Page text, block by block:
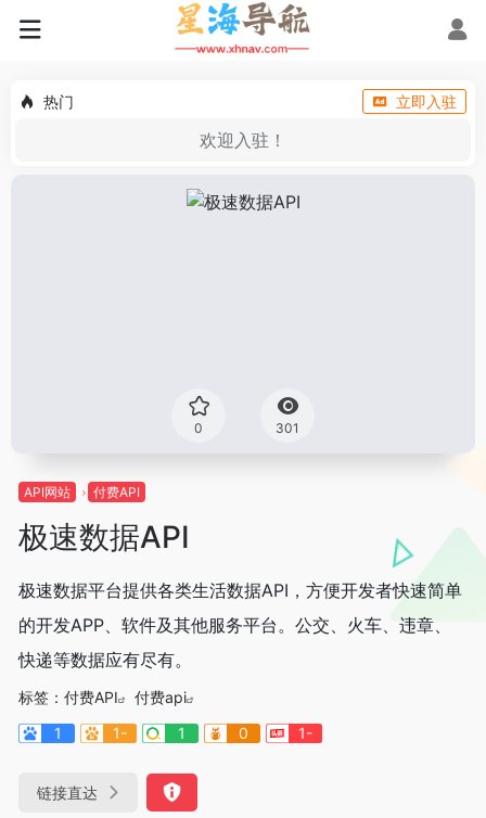
热门 立即入驻
欢迎入驻！
0 301
API网站 付费API
极速数据API
极速数据平台提供各类生活数据API，方便开发者快速简单
的开发APP、软件及其他服务平台。公交、火车、违章、
快递等数据应有尽有。
标签： 付费API
付费api
1
1- 1 0 1-
链接直达